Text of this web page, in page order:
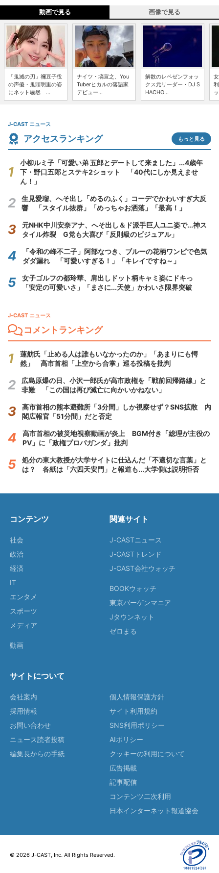
動画で見る 画像で見る
「鬼滅の刃」禰豆子役
の声優・鬼頭明里の姿
にネット騒然 ...
ナイツ・塙宣之、You
Tuberヒカルの落語家
デビュー...
解散のレペゼンフォッ
クス元リーダー・DJ S
HACHO...
J-CAST ニュース
アクセスランキング もっと見る
小柳ルミ子「可愛い弟 五郎とデートして来ました」...4歳年
下・野口五郎とステキ2ショット 「40代にしか見えませ
ん！」
生見愛瑠、へそ出し「めるのふく」コーデでかわいすぎ大反
響 「スタイル抜群」「めっちゃお洒落」「最高！」
元NHK中川安奈アナ、へそ出し＆ド派手巨人ユニ姿で...神ス
タイル炸裂 G党も大喜び「反則級のビジュアル」
「令和の峰不二子」阿部なつき、ブルーの花柄ワンピで色気
ダダ漏れ 「可愛いすぎる！」「キレイですね～」
女子ゴルフの都玲華、肩出しドット柄キャミ姿にドキっ
「安定の可愛いさ」「まさに...天使」かわいさ限界突破
J-CAST ニュース
コメントランキング
蓮舫氏「止める人は誰もいなかったのか」「あまりにも愕
然」 高市首相「上空から合掌」巡る投稿を批判
広島原爆の日、小沢一郎氏が高市政権を「戦前回帰路線」と
非難 「この国は再び滅亡に向かいかねない」
高市首相の熊本避難所「3分間」しか視察せず？SNS拡散 内
閣広報官「51分間」だと否定
高市首相の被災地視察動画が炎上 BGM付き「総理が主役の
PV」に「政権プロパガンダ」批判
処分の東大教授が大学サイトに仕込んだ「不適切な言葉」と
は？ 各紙は「六四天安門」と報道も...大学側は説明拒否
コンテンツ
社会
政治
経済
IT
エンタメ
スポーツ
メディア
動画
関連サイト
J-CASTニュース
J-CASTトレンド
J-CAST会社ウォッチ
BOOKウォッチ
東京バーゲンマニア
Jタウンネット
ゼロまる
サイトについて
会社案内
採用情報
お問い合わせ
ニュース読者投稿
編集長からの手紙
個人情報保護方針
サイト利用規約
SNS利用ポリシー
AIポリシー
クッキーの利用について
広告掲載
記事配信
コンテンツ二次利用
日本インターネット報道協会
© 2026 J-CAST, Inc. All Rights Reserved.